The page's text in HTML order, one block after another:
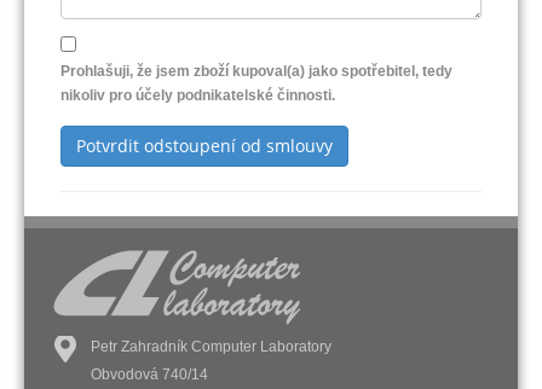
Prohlašuji, že jsem zboží kupoval(a) jako spotřebitel, tedy
nikoliv pro účely podnikatelské činnosti.
Petr Zahradník Computer Laboratory
Obvodová 740/14